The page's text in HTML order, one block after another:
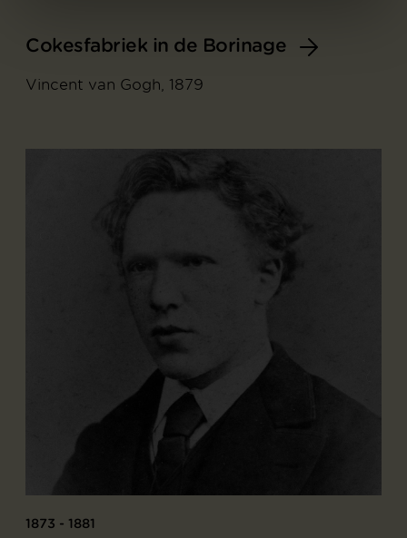
Cokesfabriek in de Borinage
Vincent van Gogh, 1879
1873 - 1881